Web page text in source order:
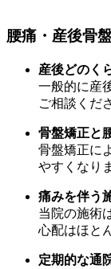
腰痛・産後骨
産後どのく
一般的に産
ご相談くだ
骨盤矯正と
骨盤矯正に
やすくなり
痛みを伴う
当院の施術
心配はほと
定期的な通